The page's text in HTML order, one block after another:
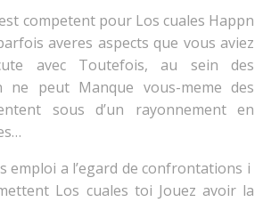
competent pour Los cuales Happn
averes aspects que vous aviez
avec Toutefois, au sein des
ne peut Manque vous-meme des
sous d’un rayonnement en
emploi a l’egard de confrontations i
Los cuales toi Jouez avoir la